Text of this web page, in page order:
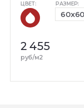
ЦВЕТ: РАЗМЕР:
60x60
2 455
руб/м2